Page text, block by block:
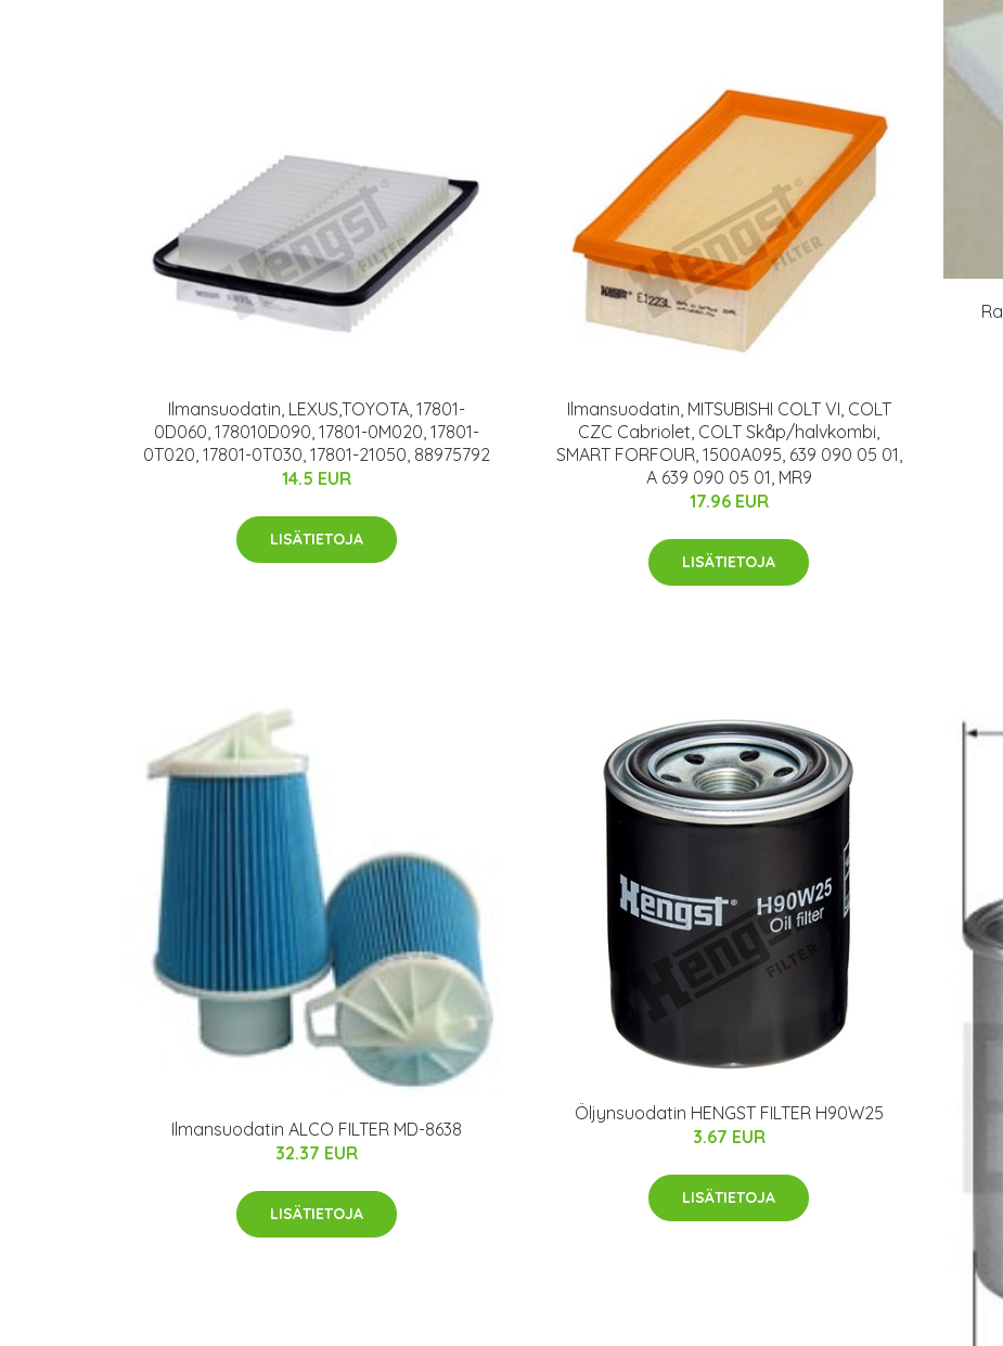
Ilmansuodatin, LEXUS,TOYOTA, 17801-
0D060, 178010D090, 17801-0M020, 17801-
0T020, 17801-0T030, 17801-21050, 88975792
14.5 EUR
LISÄTIETOJA
Ilmansuodatin, MITSUBISHI COLT VI, COLT
CZC Cabriolet, COLT Skåp/halvkombi,
SMART FORFOUR, 1500A095, 639 090 05 01,
A 639 090 05 01, MR9
17.96 EUR
LISÄTIETOJA
Ilmansuodatin ALCO FILTER MD-8638
32.37 EUR
LISÄTIETOJA
Öljynsuodatin HENGST FILTER H90W25
3.67 EUR
LISÄTIETOJA